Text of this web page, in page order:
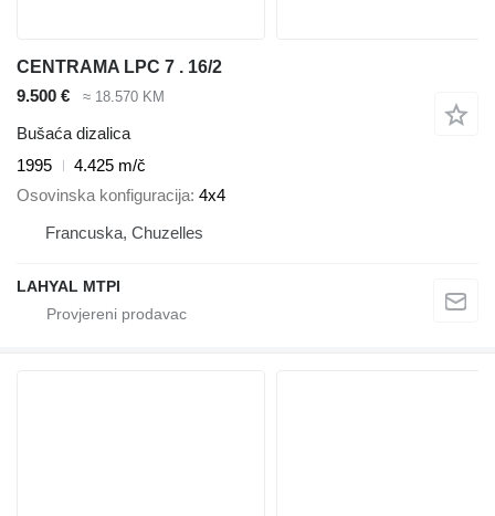
CENTRAMA LPC 7 . 16/2
9.500 €
≈ 18.570 KM
Bušaća dizalica
1995
4.425 m/č
Osovinska konfiguracija 4x4
Francuska, Chuzelles
LAHYAL MTPI